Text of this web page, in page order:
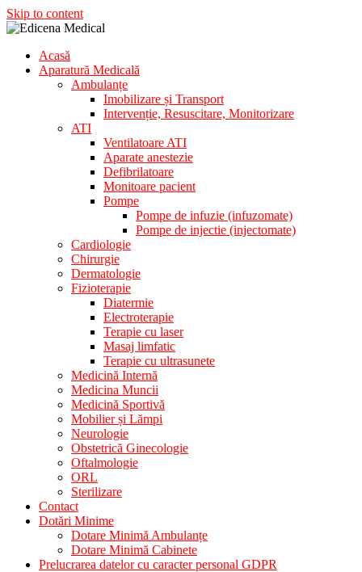
Skip to content
Edicena Medical
Aparatura Medicala
Acasă
Aparatură Medicală
Ambulanțe
Imobilizare și Transport
Intervenție, Resuscitare, Monitorizare
ATI
Ventilatoare ATI
Aparate anestezie
Defibrilatoare
Monitoare pacient
Pompe
Pompe de infuzie (infuzomate)
Pompe de injectie (injectomate)
Cardiologie
Chirurgie
Dermatologie
Fizioterapie
Diatermie
Electroterapie
Terapie cu laser
Masaj limfatic
Terapie cu ultrasunete
Medicină Internă
Medicina Muncii
Medicină Sportivă
Mobilier și Lămpi
Neurologie
Obstetrică Ginecologie
Oftalmologie
ORL
Sterilizare
Contact
Dotări Minime
Dotare Minimă Ambulanțe
Dotare Minimă Cabinete
Prelucrarea datelor cu caracter personal GDPR